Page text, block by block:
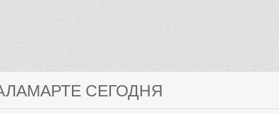
СЕГОДНЯ